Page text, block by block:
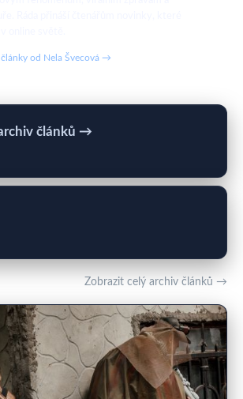
od Nela Švecová →
článků →
Zobrazit celý archiv článků →